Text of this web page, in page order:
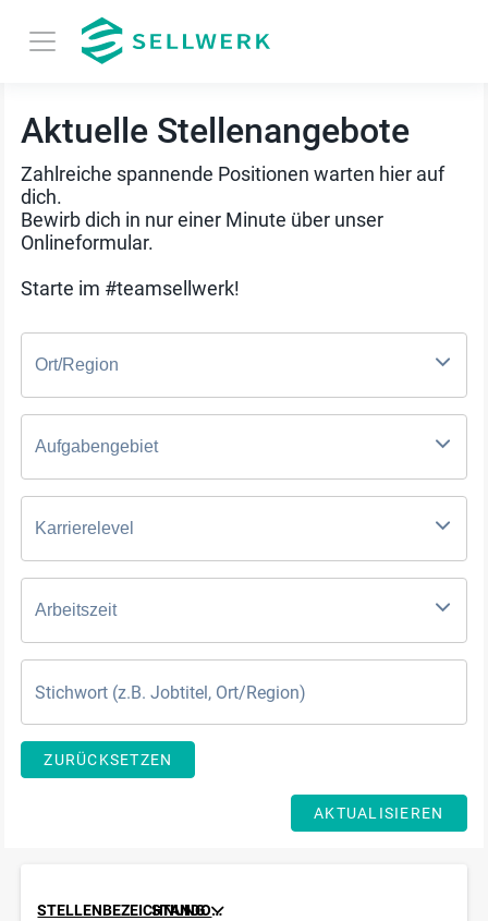
Aktuelle Stellenangebote
Zahlreiche spannende Positionen warten hier auf
dich.
Bewirb dich in nur einer Minute über unser
Onlineformular.
Starte im #teamsellwerk!
Ort/Region
Aufgabengebiet
Karrierelevel
Arbeitszeit
ZURÜCKSETZEN
AKTUALISIEREN
STELLENBEZEICHNUNG STANDORT